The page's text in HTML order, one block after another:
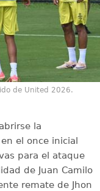
de United 2026.
la
el once inicial
para el ataque
de Juan Camilo
remate de Jhon